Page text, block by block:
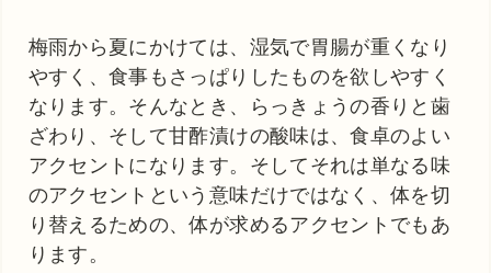
梅雨から夏にかけては、湿気で胃腸が重くなり
やすく、食事もさっぱりしたものを欲しやすく
なります。そんなとき、らっきょうの香りと歯
ざわり、そして甘酢漬けの酸味は、食卓のよい
アクセントになります。そしてそれは単なる味
のアクセントという意味だけではなく、体を切
り替えるための、体が求めるアクセントでもあ
ります。